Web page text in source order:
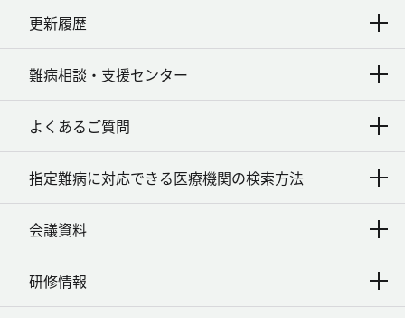
更新履歴
難病相談・支援センター
よくあるご質問
指定難病に対応できる医療機関の検索方法
会議資料
研修情報